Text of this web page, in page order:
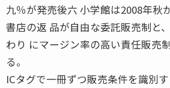
九％が発売後六 小学館は2008年秋
書店の返 品が自由な委託販売制と
わり にマージン率の高い責任販売
る。
ICタグで一冊ずつ販売条件を識別